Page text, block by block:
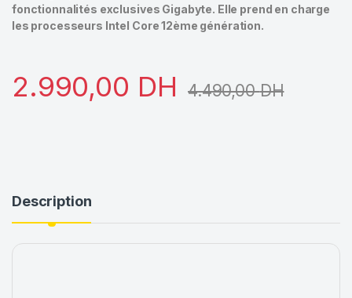
fonctionnalités exclusives Gigabyte. Elle prend en charge
les processeurs Intel Core 12ème génération.
2.990,00 DH 4.490,00DH
Description